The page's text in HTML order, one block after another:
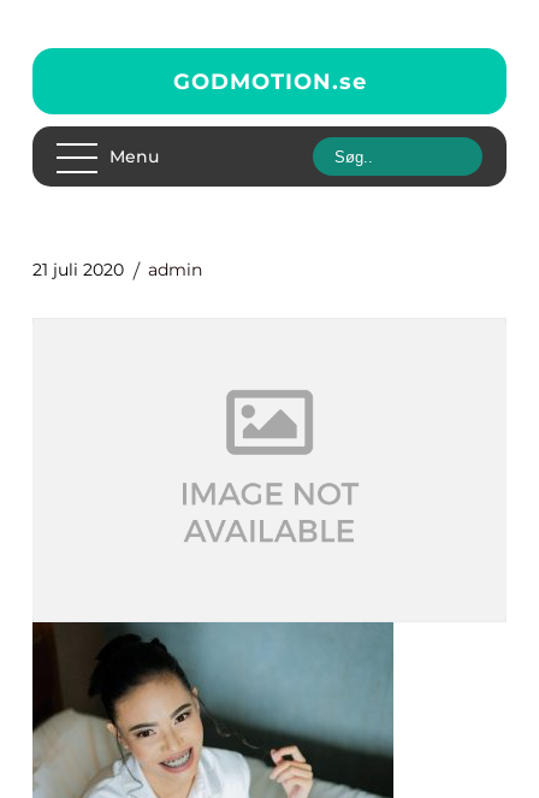
GODMOTION.se
Menu
21 juli 2020 admin